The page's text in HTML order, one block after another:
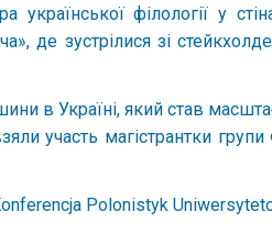
філології у
де зустрілися зі
в Україні, який став
участь магістрантки
Polonistyk